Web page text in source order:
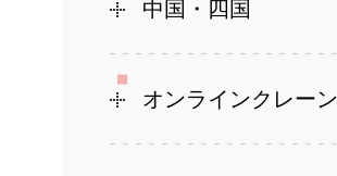
中国・四国
オンラインクレーン